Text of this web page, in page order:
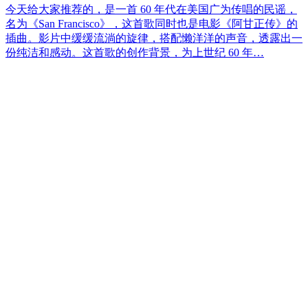
今天给大家推荐的，是一首 60 年代在美国广为传唱的民谣，
名为《San Francisco》，这首歌同时也是电影《阿甘正传》的
插曲。影片中缓缓流淌的旋律，搭配懒洋洋的声音，透露出一
份纯洁和感动。这首歌的创作背景，为上世纪 60 年…